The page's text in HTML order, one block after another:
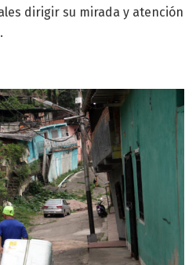
dirigir su mirada y atención